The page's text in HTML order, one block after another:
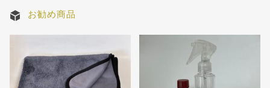
お勧め商品